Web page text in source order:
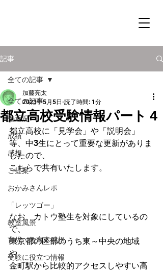
記事
全ての記事
塾近況
成績
感想
ご提案
おかみさんレポ
「レッツゴー」
教室風景
育児・教育本感想
受験に役立つ情報
全ての記事
都立高校受験情報パート４
加藤亮太
2023年5月5日 読了時間: 1分
都立高校に「見学会」や「説明会」
等、中3生にとって重要な更新がありま
したので、
こちらで共有いたします。
なお、カトウ塾生を対象にしているの
で、
東京都の区部のうち東～中央の地域
や、
金町駅から比較的アクセスしやすい高